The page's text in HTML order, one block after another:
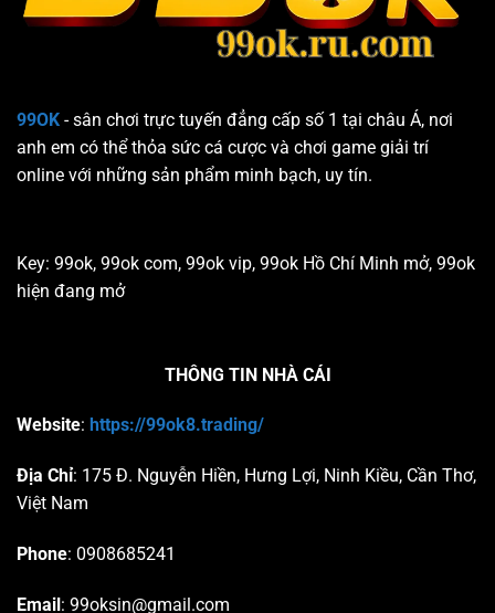
99OK - sân chơi trực tuyến đẳng cấp số 1 tại châu Á, nơi
anh em có thể thỏa sức cá cược và chơi game giải trí
online với những sản phẩm minh bạch, uy tín.
Key: 99ok, 99ok com, 99ok vip, 99ok Hồ Chí Minh mở, 99ok
hiện đang mở
THÔNG TIN NHÀ CÁI
Website: https://99ok8.trading/
Địa Chỉ: 175 Đ. Nguyễn Hiền, Hưng Lợi, Ninh Kiều, Cần Thơ,
Việt Nam
Phone: 0908685241
Email: 99oksin@gmail.com